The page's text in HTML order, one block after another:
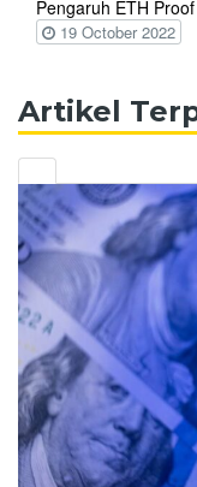
Pengaruh ETH
19 October 2022
Artikel